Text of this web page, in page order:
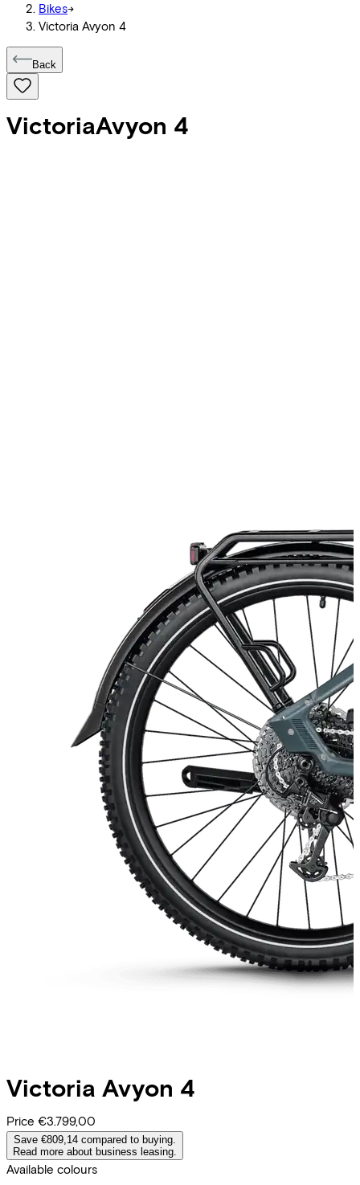
Bikes->
Victoria Avyon 4
Back
VictoriaAvyon 4
Victoria Avyon 4
Price €3.799,00
Save €809,14 compared to buying.
Read more about business leasing.
Available colours